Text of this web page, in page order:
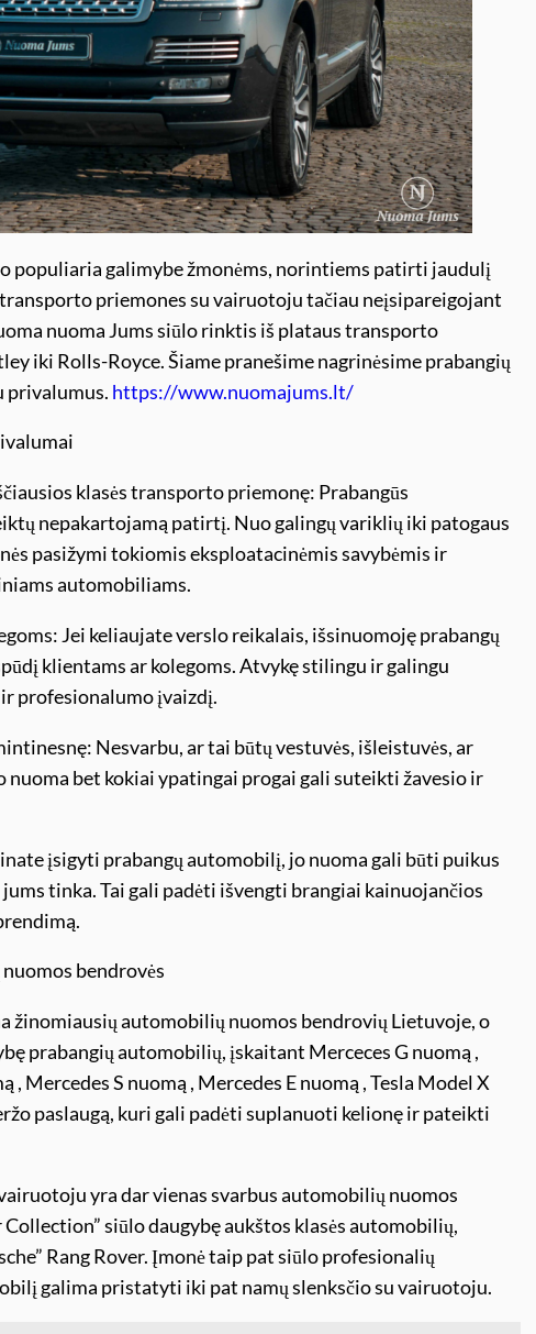
populiaria galimybe žmonėms, norintiems patirti jaudulį
priemones su vairuotoju tačiau neįsipareigojant
nuoma Jums siūlo rinktis iš plataus transporto
iki Rolls-Royce. Šiame pranešime nagrinėsime prabangių
privalumus. https://www.nuomajums.lt/
klasės transporto priemonę: Prabangūs
nepakartojamą patirtį. Nuo galingų variklių iki patogaus
pasižymi tokiomis eksploatacinėmis savybėmis ir
automobiliams.
Jei keliaujate verslo reikalais, išsinuomoję prabangų
klientams ar kolegoms. Atvykę stilingu ir galingu
profesionalumo įvaizdį.
Nesvarbu, ar tai būtų vestuvės, išleistuvės, ar
bet kokiai ypatingai progai gali suteikti žavesio ir
įsigyti prabangų automobilį, jo nuoma gali būti puikus
tinka. Tai gali padėti išvengti brangiai kainuojančios
bendrovės
žinomiausių automobilių nuomos bendrovių Lietuvoje, o
prabangių automobilių, įskaitant Merceces G nuomą ,
, Mercedes S nuomą , Mercedes E nuomą , Tesla Model X
paslaugą, kuri gali padėti suplanuoti kelionę ir pateikti
yra dar vienas svarbus automobilių nuomos
Collection” siūlo daugybę aukštos klasės automobilių,
Rang Rover. Įmonė taip pat siūlo profesionalių
galima pristatyti iki pat namų slenksčio su vairuotoju.